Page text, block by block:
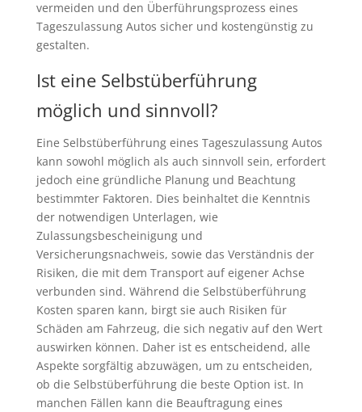
vermeiden und den Überführungsprozess eines
Tageszulassung Autos sicher und kostengünstig zu
gestalten.
Ist eine Selbstüberführung
möglich und sinnvoll?
Eine Selbstüberführung eines Tageszulassung Autos
kann sowohl möglich als auch sinnvoll sein, erfordert
jedoch eine gründliche Planung und Beachtung
bestimmter Faktoren. Dies beinhaltet die Kenntnis
der notwendigen Unterlagen, wie
Zulassungsbescheinigung und
Versicherungsnachweis, sowie das Verständnis der
Risiken, die mit dem Transport auf eigener Achse
verbunden sind. Während die Selbstüberführung
Kosten sparen kann, birgt sie auch Risiken für
Schäden am Fahrzeug, die sich negativ auf den Wert
auswirken können. Daher ist es entscheidend, alle
Aspekte sorgfältig abzuwägen, um zu entscheiden,
ob die Selbstüberführung die beste Option ist. In
manchen Fällen kann die Beauftragung eines